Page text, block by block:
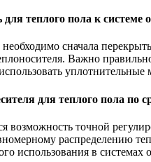
теплого пола к системе
сначала
Важно
для теплого пола по
возможность точной
распределению
использования в